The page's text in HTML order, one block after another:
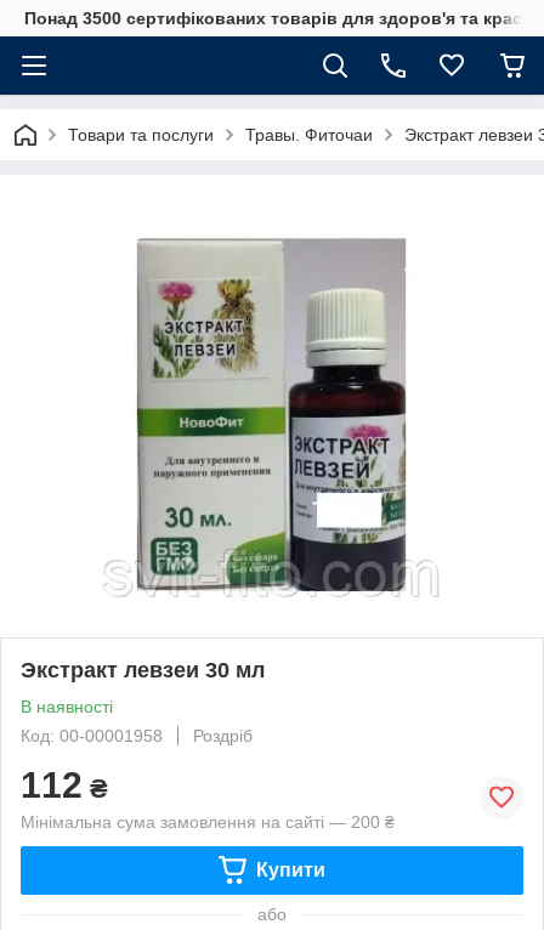
Понад 3500 сертифікованих товарів для здоров'я та краси
Товари та послуги Травы. Фиточаи Экстракт левзеи
Экстракт левзеи 30 мл
В наявності
Код: 00-00001958
Роздріб
112 ₴
Мінімальна сума замовлення на сайті — 200 ₴
Купити
або